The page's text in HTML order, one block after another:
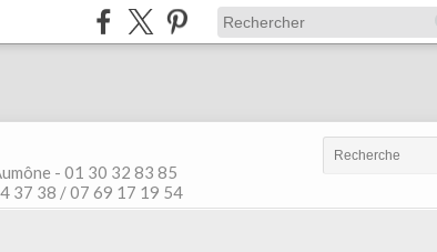
- 01 30 32 83 85
37 38 / 07 69 17 19 54